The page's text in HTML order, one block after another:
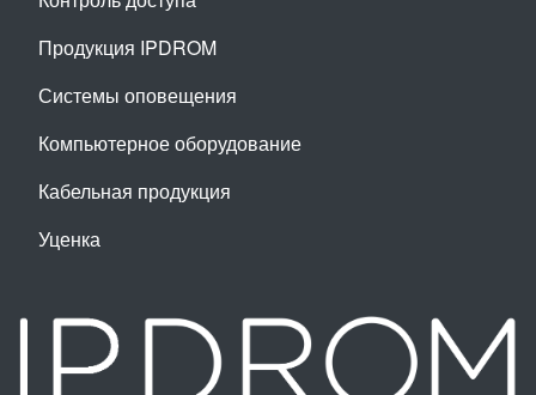
Продукция IPDROM
Системы оповещения
Компьютерное оборудование
Кабельная продукция
Уценка